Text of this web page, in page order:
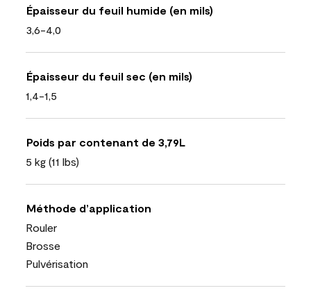
Épaisseur du feuil humide (en mils)
3,6-4,0
Épaisseur du feuil sec (en mils)
1,4-1,5
Poids par contenant de 3,79L
5 kg (11 lbs)
Méthode d’application
Rouler
Brosse
Pulvérisation